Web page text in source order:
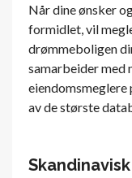
Når dine ønsker
formidlet, vil
drømmeboligen
samarbeider med
eiendomsmeglere
av de største